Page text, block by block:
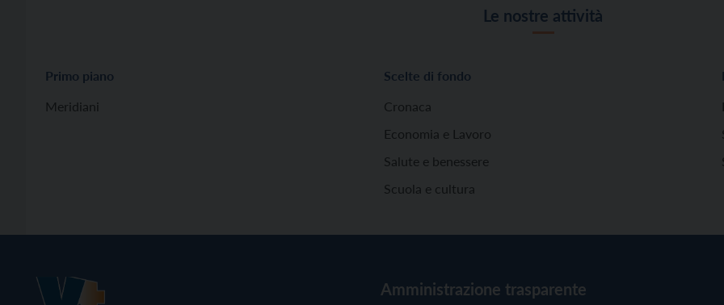
Le nostre attività
Primo piano
Meridiani
Scelte di fondo
Cronaca
Economia e Lavoro
Salute e benessere
Scuola e cultura
Amministrazione trasparente